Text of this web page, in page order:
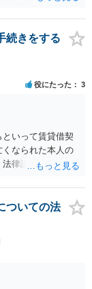
は任意の合意が
年間の居住実
備が困難な事情
由判断において
情と立退料など
に高いと考えら
の有効性を直ち
借の効力は原則
借家契約が継続
②貸主側の事情
書面で説明して
伝えること、を
る場合には、立
にした書面を作
除条項・期間の定
の合意内容
して無効になり
署名押印前に内
おすすめしま
続きをする
役にたった 3
いって賃貸借契
なられた本人の
律論はさてお
る手続はあくまで
的方法として理解
、連帯保証人で
最小限に食い止
ついての法